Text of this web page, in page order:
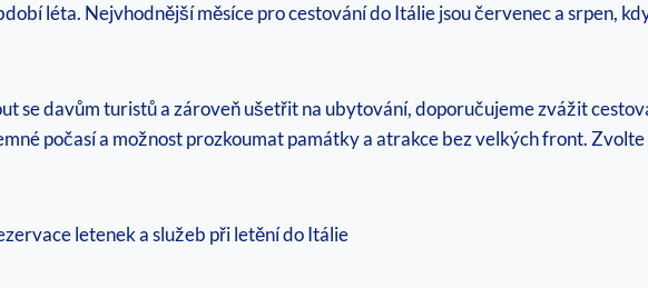
léta. Nejvhodnější měsíce pro cestování do Itálie jsou červenec a srpen,
se davům turistů a zároveň ušetřit na ubytování, doporučujeme zvážit
počasí a možnost prozkoumat památky a atrakce bez velkých front.